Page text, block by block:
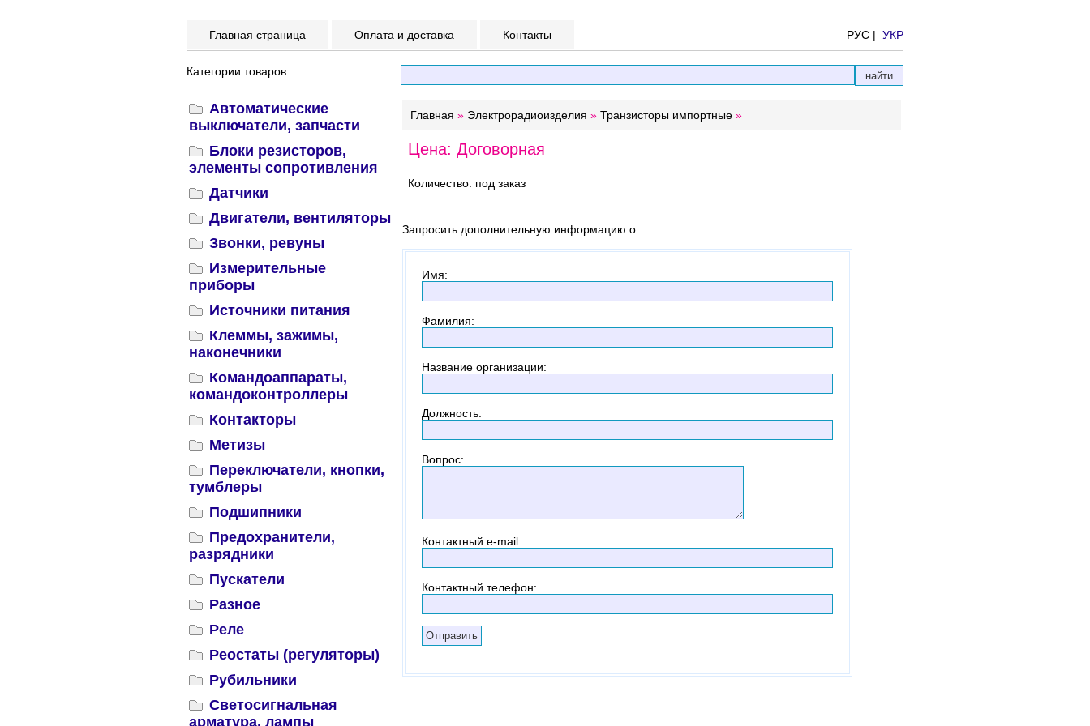
Главная страница Оплата и доставка Контакты РУС | УКР
Категории товаров
Автоматические
выключатели, запчасти
Блоки резисторов,
элементы сопротивления
Датчики
Двигатели, вентиляторы
Звонки, ревуны
Измерительные
приборы
Источники питания
Клеммы, зажимы,
наконечники
Командоаппараты,
командоконтроллеры
Контакторы
Метизы
Переключатели, кнопки,
тумблеры
Подшипники
Предохранители,
разрядники
Пускатели
Разное
Реле
Реостаты (регуляторы)
Рубильники
Светосигнальная
арматура, лампы
Главная » Электрорадиоизделия » Транзисторы импортные »
Цена: Договорная
Количество: под заказ
Запросить дополнительную информацию о
Имя:
Фамилия:
Название организации:
Должность:
Вопрос:
Контактный e-mail:
Контактный телефон: